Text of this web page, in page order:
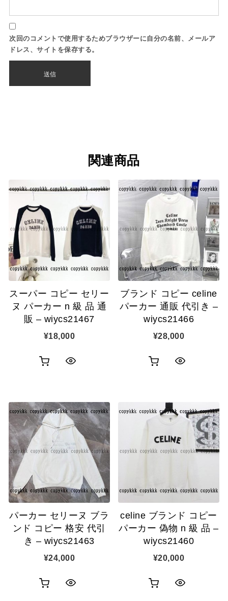
次回のコメントで使用するためブラウザーに自分の名前、メールア
ドレス、サイトを保存する。
関連商品
スーパー コピー セリー
ヌ パーカー n 級 品 通
販 – wiycs21467
¥18,000
ブランド コピー celine
パーカー 通販 代引き –
wiycs21466
¥28,000
パーカー セリーヌ ブラ
ンド コピー 格安 代引
き – wiycs21463
¥24,000
celine ブランド コピー
パーカー 偽物 n 級 品 –
wiycs21460
¥20,000